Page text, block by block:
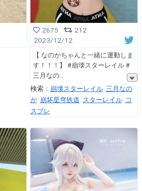
2675
212
2023/12/12
【 なのかちゃんと一緒に運動しま
す！！！】 #崩壊スターレイル #
三月なの
検索： 崩壊スターレイル 三月なの
か 崩坏星穹铁道 スターレイル コ
スプレ